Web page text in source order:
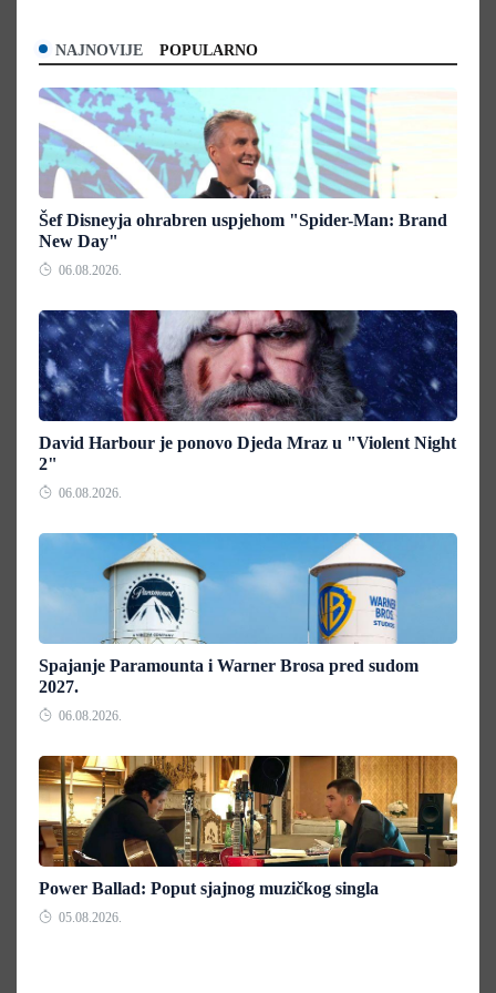
NAJNOVIJE POPULARNO
Šef Disneyja ohrabren uspjehom "Spider-Man: Brand
New Day"
06.08.2026.
David Harbour je ponovo Djeda Mraz u "Violent Night
2"
06.08.2026.
Spajanje Paramounta i Warner Brosa pred sudom
2027.
06.08.2026.
Power Ballad: Poput sjajnog muzičkog singla
05.08.2026.